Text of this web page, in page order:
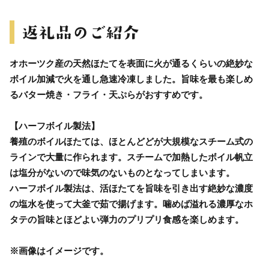
オホーツク産の天然ほたてを表面に火が通るくらいの絶妙な
ボイル加減で火を通し急速冷凍しました。旨味を最も楽しめ
るバター焼き・フライ・天ぷらがおすすめです。
【ハーフボイル製法】
養殖のボイルほたては、ほとんどどが大規模なスチーム式の
ラインで大量に作られます。スチームで加熱したボイル帆立
は塩分がないので味気のないものとなってしまいます。
ハーフボイル製法は、活ほたてを旨味を引き出す絶妙な濃度
の塩水を使って大釜で茹で揚げます。噛めば溢れる濃厚なホ
タテの旨味とほどよい弾力のプリプリ食感を楽しめます。
※画像はイメージです。